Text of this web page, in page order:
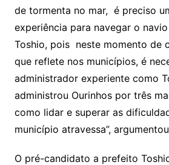
de tormenta no mar, é preciso
experiência para navegar o
Toshio, pois neste momento de
que reflete nos municípios, é
administrador experiente como
administrou Ourinhos por três
como lidar e superar as
município atravessa”,
O pré-candidato a prefeito